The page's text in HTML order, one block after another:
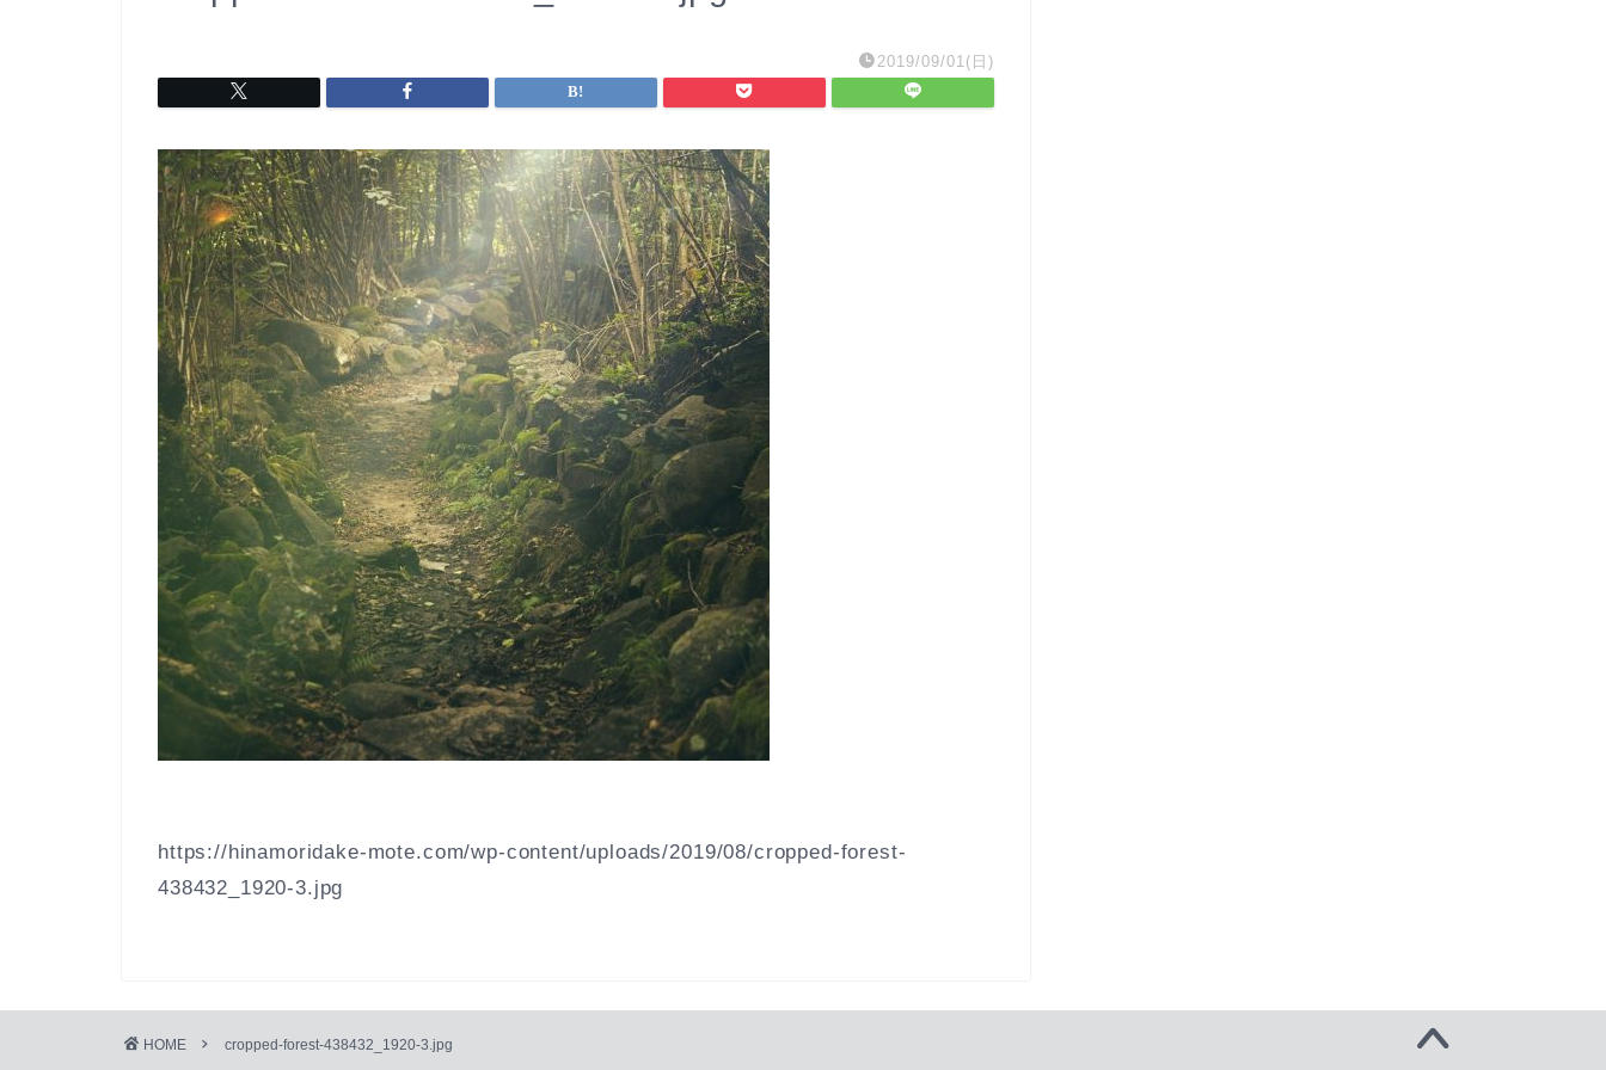
2019/09/01(日)
https://hinamoridake-mote.com/wp-content/uploads/2019/08/cropped-forest-
438432_1920-3.jpg
HOME cropped-forest-438432_1920-3.jpg